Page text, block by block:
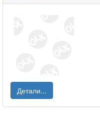
Детали...